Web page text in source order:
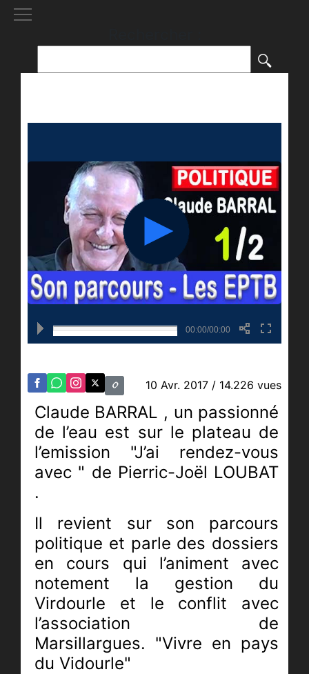
00:00/00:00
10 Avr. 2017 / 14.226 vues
Claude BARRAL , un passionné
de l’eau est sur le plateau de
l’emission "J’ai rendez-vous
avec " de Pierric-Joël LOUBAT
.
Il revient sur son parcours
politique et parle des dossiers
en cours qui l’animent avec
notement la gestion du
Virdourle et le conflit avec
l’association de
Marsillargues. "Vivre en pays
du Vidourle"